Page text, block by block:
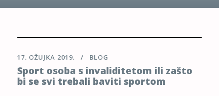
17. OŽUJKA 2019. BLOG
Sport osoba s invaliditetom ili zašto
bi se svi trebali baviti sportom